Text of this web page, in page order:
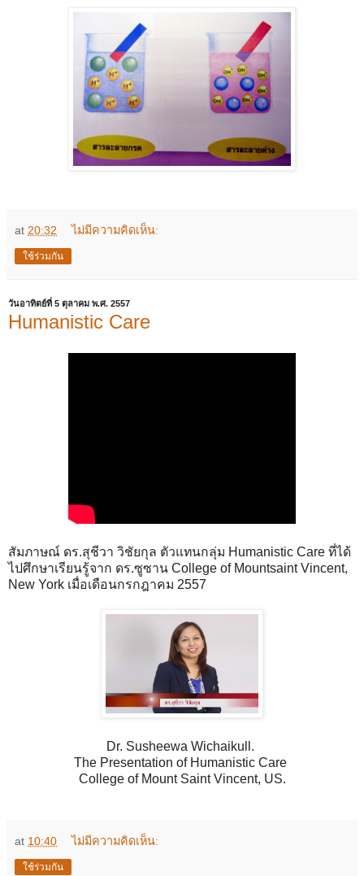
at 20:32 ไม่มีความคิดเห็น:
ใช้ร่วมกัน
วันอาทิตย์ที่ 5 ตุลาคม พ.ศ. 2557
Humanistic Care
สัมภาษณ์ ดร.สุชีวา วิชัยกุล ตัวแทนกลุ่ม Humanistic Care ที่ได้
ไปศึกษาเรียนรู้จาก ดร.ซูซาน College of Mountsaint Vincent,
New York เมื่อเดือนกรกฎาคม 2557
Dr. Susheewa Wichaikull.
The Presentation of Humanistic Care
College of Mount Saint Vincent, US.
at 10:40 ไม่มีความคิดเห็น:
ใช้ร่วมกัน